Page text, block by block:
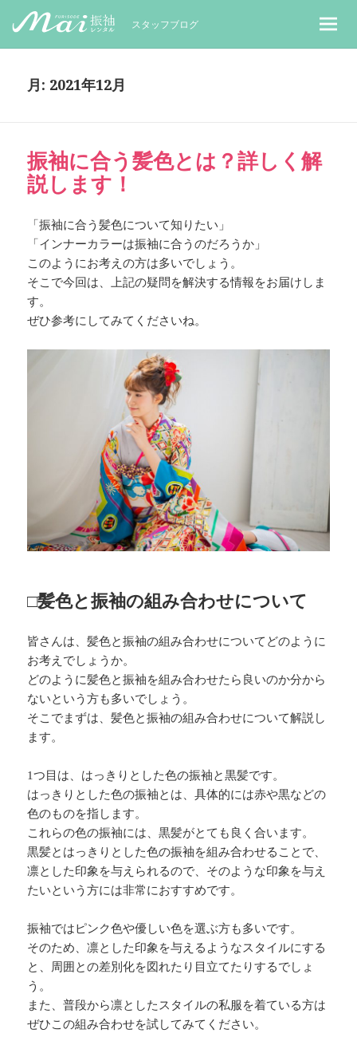
MaiレンタルBLOG｜Maiで成人式振袖
スタッフブログ
月: 2021年12月
振袖に合う髪色とは？詳しく解
説します！
「振袖に合う髪色について知りたい」
「インナーカラーは振袖に合うのだろうか」
このようにお考えの方は多いでしょう。
そこで今回は、上記の疑問を解決する情報をお届けしま
す。
ぜひ参考にしてみてくださいね。
□髪色と振袖の組み合わせについて
皆さんは、髪色と振袖の組み合わせについてどのように
お考えでしょうか。
どのように髪色と振袖を組み合わせたら良いのか分から
ないという方も多いでしょう。
そこでまずは、髪色と振袖の組み合わせについて解説し
ます。
1つ目は、はっきりとした色の振袖と黒髪です。
はっきりとした色の振袖とは、具体的には赤や黒などの
色のものを指します。
これらの色の振袖には、黒髪がとても良く合います。
黒髪とはっきりとした色の振袖を組み合わせることで、
凛とした印象を与えられるので、そのような印象を与え
たいという方には非常におすすめです。
振袖ではピンク色や優しい色を選ぶ方も多いです。
そのため、凛とした印象を与えるようなスタイルにする
と、周囲との差別化を図れたり目立てたりするでしょ
う。
また、普段から凛としたスタイルの私服を着ている方は
ぜひこの組み合わせを試してみてください。